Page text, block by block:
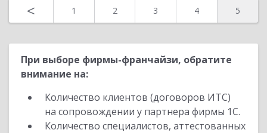
< 1 2 3 4 5
При выборе фирмы-франчайзи, обратите
внимание на:
Количество клиентов (договоров ИТС)
на сопровождении у партнера фирмы 1С.
Количество специалистов, аттестованных